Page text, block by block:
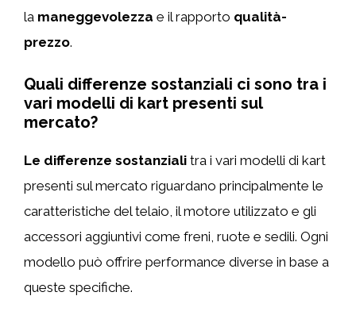
la maneggevolezza e il rapporto qualità-
prezzo.
Quali differenze sostanziali ci sono tra i
vari modelli di kart presenti sul
mercato?
Le differenze sostanziali tra i vari modelli di kart
presenti sul mercato riguardano principalmente le
caratteristiche del telaio, il motore utilizzato e gli
accessori aggiuntivi come freni, ruote e sedili. Ogni
modello può offrire performance diverse in base a
queste specifiche.